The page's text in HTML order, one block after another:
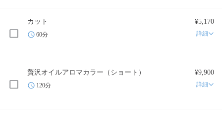
カット ¥5,170
60分 詳細
贅沢オイルアロマカラー（ショート） ¥9,900
120分 詳細